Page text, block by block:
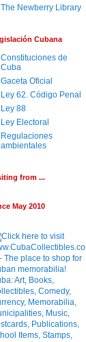
The Newberry Library
Cubana
Constituciones de
Cuba
Gaceta Oficial
Ley 62. Código Penal
Ley 88
Ley Electoral
Regulaciones
ambientales
from ...
May 2010